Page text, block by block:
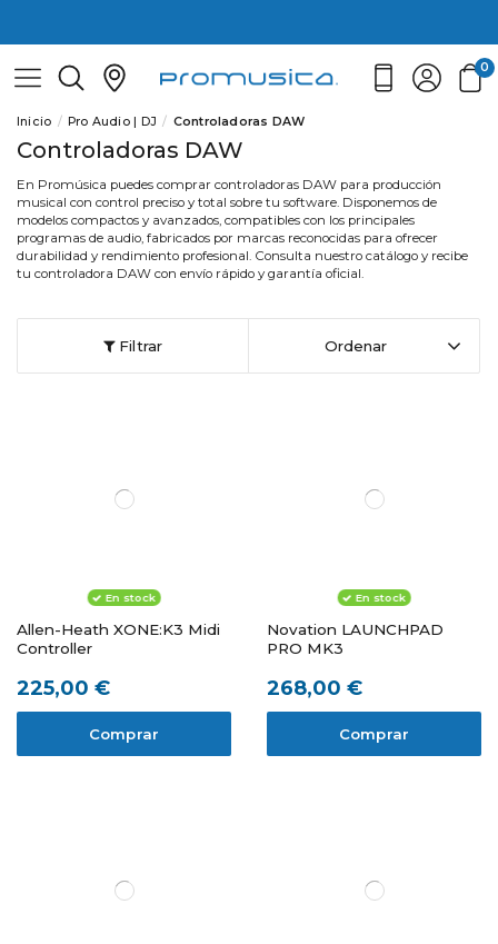
0
Inicio Pro Audio | DJ Controladoras DAW
Controladoras DAW
En Promúsica puedes comprar controladoras DAW para producción
musical con control preciso y total sobre tu software. Disponemos de
modelos compactos y avanzados, compatibles con los principales
programas de audio, fabricados por marcas reconocidas para ofrecer
durabilidad y rendimiento profesional. Consulta nuestro catálogo y recibe
tu controladora DAW con envío rápido y garantía oficial.
Filtrar Ordenar
En stock
Allen-Heath XONE:K3 Midi
Controller
225,00 €
Comprar
En stock
Novation LAUNCHPAD
PRO MK3
268,00 €
Comprar